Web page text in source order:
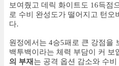
보여줬고 데릭 화이트도 16득점
로 수비 완성도가 떨어지고 턴오
다.
원정에서는 4승5패로 큰 강점을
백투백이라는 체력 부담이 커 보
의 부재 는 공격 옵션 감소와 수